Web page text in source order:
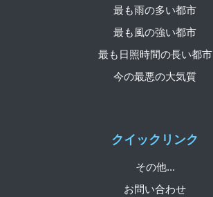
クイックリンク
その他...
お問い合わせ
最も雨の多い都市
最も風の強い都市
最も日照時間の長い都市
今の最悪の大気質